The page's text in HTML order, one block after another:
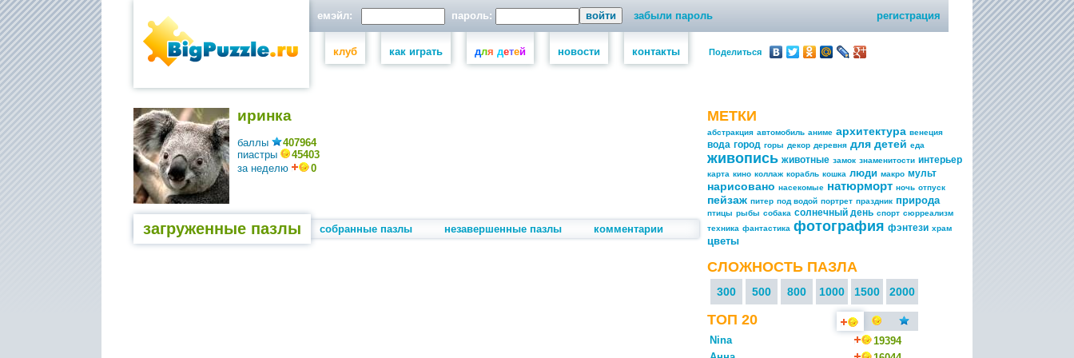
емэйл: пароль: забыли пароль регистрация
клуб как играть для детей новости контакты Поделиться
иринка
баллы
407964
пиастры
45403
за неделю
0
загруженные пазлы собранные пазлы незавершенные пазлы комментарии
МЕТКИ
абстракция автомобиль аниме архитектура венеция
вода город горы декор деревня для детей еда
живопись животные замок знаменитости интерьер
карта кино коллаж корабль кошка люди макро мульт
нарисовано насекомые натюрморт ночь отпуск
пейзаж питер под водой портрет праздник природа
птицы рыбы собака солнечный день спорт сюрреализм
техника фантастика фотография фэнтези храм
цветы
СЛОЖНОСТЬ ПАЗЛА
300 500 800 1000 1500 2000
ТОП 20
Nina
19394